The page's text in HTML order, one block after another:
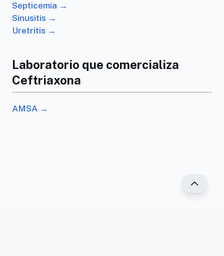
Septicemia →
Sinusitis →
Uretritis →
Laboratorio que comercializa
Ceftriaxona
AMSA →